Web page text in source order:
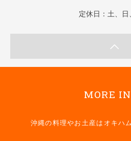
定休日：土、日
MORE
沖縄の料理やお土産はオキハ